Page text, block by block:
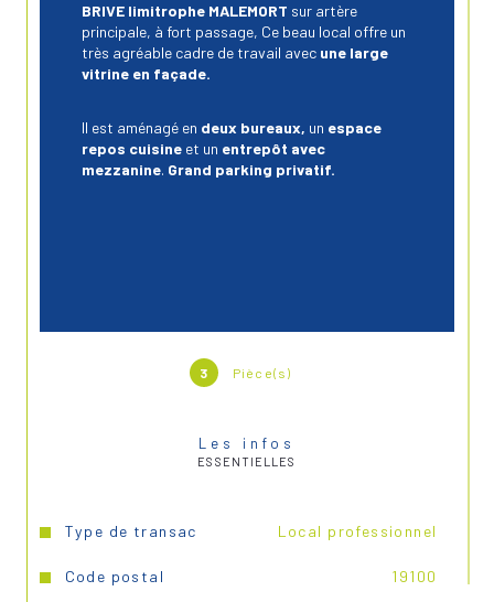
3 Pièce(s)
Les infos
ESSENTIELLES
Caractéristiques Valeurs
Type de transac Local professionnel
Code postal 19100
BRIVE limitrophe MALEMORT sur artère
principale, à fort passage, Ce beau local offre un
très agréable cadre de travail avec une large
vitrine en façade.
Il est aménagé en deux bureaux, un espace
repos cuisine et un entrepôt avec
mezzanine. Grand parking privatif.